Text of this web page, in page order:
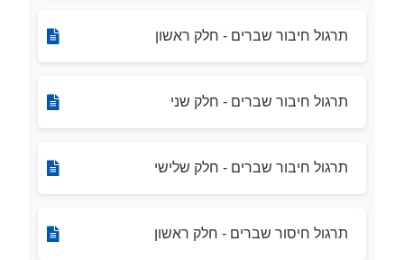
תרגול חיבור שברים - חלק ראשון
תרגול חיבור שברים - חלק שני
תרגול חיבור שברים - חלק שלישי
תרגול חיסור שברים - חלק ראשון